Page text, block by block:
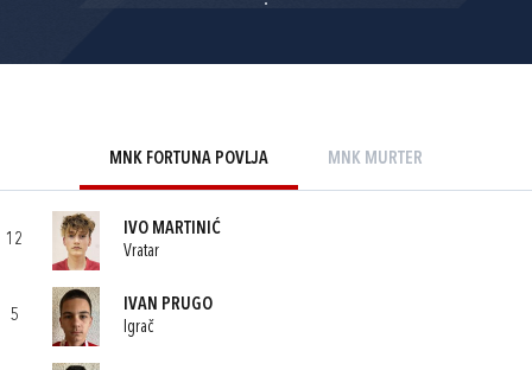
MNK FORTUNA POVLJA MNK MURTER
12
IVO MARTINIĆ
Vratar
5
IVAN PRUGO
Igrač